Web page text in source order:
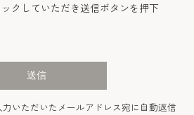
クしていただき送信ボタンを押下
いただいたメールアドレス宛に自動返信